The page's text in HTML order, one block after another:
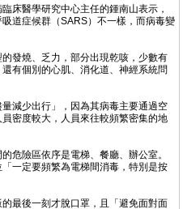
床醫學研究中心主任的鍾南山表示，
道症候群（SARS）不一樣，而病毒變
發燒、乏力，部分出現乾咳，少數有
有個別的心肌、消化道、神經系統問
減少出行」，因為其病毒主要通過空
密度較大，人員來往較頻繁密集的地
危險區依序是電梯、餐廳、辦公室。
一定要頻繁為電梯間消毒，特別是按
最後一刻才脫口罩，且「避免面對面